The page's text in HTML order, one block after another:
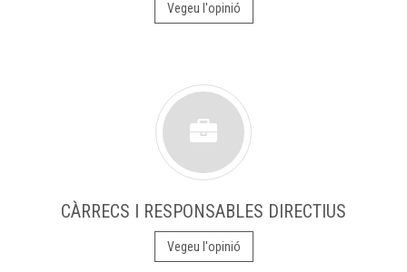
Vegeu l'opinió
CÀRRECS I RESPONSABLES DIRECTIUS
Vegeu l'opinió